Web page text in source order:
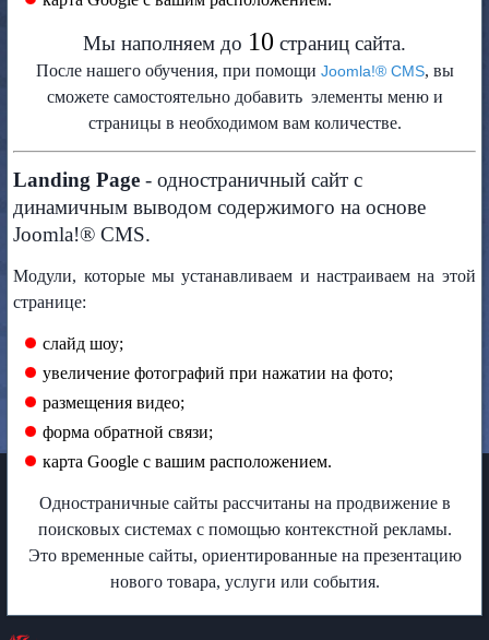
Мы наполняем до 10 страниц сайта.
После нашего обучения, при помощи Joomla!® CMS, вы
сможете самостоятельно добавить элементы меню и
страницы в необходимом вам количестве.
Landing Page - одностраничный сайт с
динамичным выводом содержимого на основе
Joomla!® CMS.
Модули, которые мы устанавливаем и настраиваем на этой
странице:
слайд шоу;
увеличение фотографий при нажатии на фото;
размещения видео;
форма обратной связи;
карта Google с вашим расположением.
Одностраничные сайты рассчитаны на продвижение в
поисковых системах с помощью контекстной рекламы.
Это временные сайты, ориентированные на презентацию
нового товара, услуги или события.